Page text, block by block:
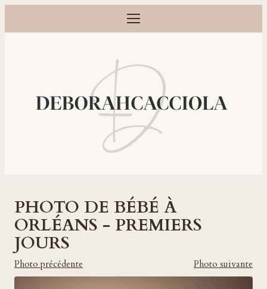
Ouvrir le menu
Photographe grossesse, naissance, bébé et famille à Orléans
PHOTO DE BÉBÉ À
ORLÉANS - PREMIERS
JOURS
Photo précédente Photo suivante